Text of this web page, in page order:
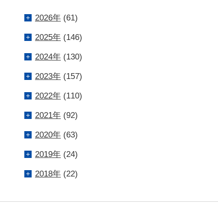
2026年(61)
2025年(146)
2024年(130)
2023年(157)
2022年(110)
2021年(92)
2020年(63)
2019年(24)
2018年(22)